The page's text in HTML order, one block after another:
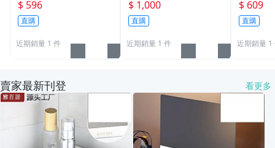
樂帽 男女四季通用
$ 596
直購
近期銷量 1 件
$ 1,000
直購
近期銷量 1 件
$ 609
直購
近期銷量 1
賣家最新刊登 看更多